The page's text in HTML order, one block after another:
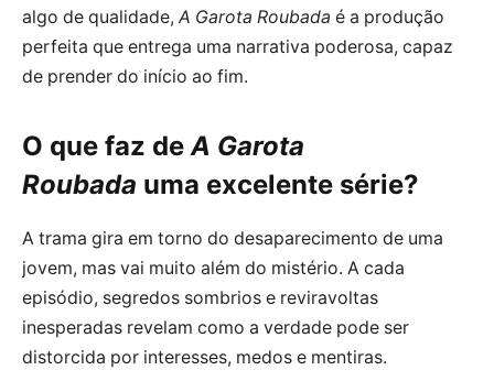
algo de qualidade, A Garota Roubada é a produção
perfeita que entrega uma narrativa poderosa, capaz
de prender do início ao fim.
O que faz deA Garota
Roubada uma excelente série?
A trama gira em torno do desaparecimento de uma
jovem, mas vai muito além do mistério. A cada
episódio, segredos sombrios e reviravoltas
inesperadas revelam como a verdade pode ser
distorcida por interesses, medos e mentiras.